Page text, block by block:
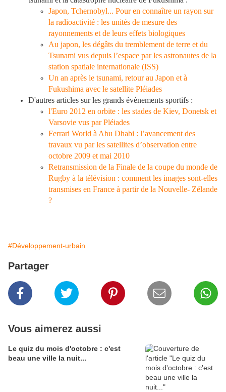
Japon, Tchernobyl... Pour en connaître un rayon sur
la radioactivité : les unités de mesure des
rayonnements et de leurs effets biologiques
Au japon, les dégâts du tremblement de terre et du
Tsunami vus depuis l’espace par les astronautes de la
station spatiale internationale (ISS)
Un an après le tsunami, retour au Japon et à
Fukushima avec le satellite Pléiades
D'autres articles sur les grands évènements sportifs :
l'Euro 2012 en orbite : les stades de Kiev, Donetsk et
Varsovie vus par Pléiades
Ferrari World à Abu Dhabi : l’avancement des
travaux vu par les satellites d’observation entre
octobre 2009 et mai 2010
Retransmission de la Finale de la coupe du monde de
Rugby à la télévision : comment les images sont-elles
transmises en France à partir de la Nouvelle- Zélande
?
#Développement-urbain
Partager
Vous aimerez aussi
Le quiz du mois d'octobre : c'est
beau une ville la nuit...